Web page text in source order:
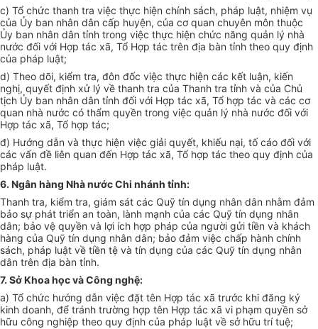
c) Tổ chức thanh tra việc thực hiện chính sách, pháp luật, nhiệm vụ
của Ủy ban nhân dân cấp huyện, của cơ quan chuyên môn thuộc
Ủy ban nhân dân tỉnh trong việc thực hiện chức năng quản lý nhà
nước đối với Hợp tác xã, Tổ Hợp tác trên địa bàn tỉnh theo quy định
của pháp luật;
d) Theo dõi, kiểm tra, đôn đốc việc thực hiện các kết luận, kiến
nghị, quyết định xử lý về thanh tra của Thanh tra tỉnh và của Chủ
tịch Ủy ban nhân dân tỉnh đối với Hợp tác xã, Tổ hợp tác và các cơ
quan nhà nước có thẩm quyền trong việc quản lý nhà nước đối với
Hợp tác xã, Tổ hợp tác;
đ) Hướng dẫn và thực hiện việc giải quyết, khiếu nại, tốcáo đối với
các vấn đề liên quan đến Hợp tác xã, Tổ hợp tác theo quy định của
pháp luật.
6. Ngân hàng Nhà nước Chi nhánh tỉnh:
Thanh tra, kiểm tra, giám sát các Quỹ tín dụng nhân dân nhằm đảm
bảo sự phát triển an toàn, lành mạnh của các Quỹ tín dụng nhân
dân; bảo vệ quyền và lợi ích hợp pháp của người gửi tiền và khách
hàng của Quỹ tín dụng nhân dân; bảo đảm việc chấp hành chính
sách, pháp luật về tiền tệ và tín dụng của các Quỹ tín dụng nhân
dân trên địa bàn tỉnh.
7. SởKhoa học và Công nghệ:
a) Tổ chức hướng dẫn việc đặt tên Hợp tác xã trước khi đăng ký
kinh doanh, để tránh trường hợp tên Hợp tác xã vi phạm quyền sở
hữu công nghiệp theo quy định của pháp luật về sở hữu trí tuệ;